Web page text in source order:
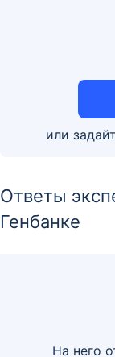
или
Ответы
Генбанке
На него